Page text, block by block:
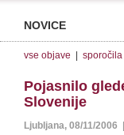
NOVICE
vse objave
Pojasnilo
Slovenije
Ljubljana, 08/11/